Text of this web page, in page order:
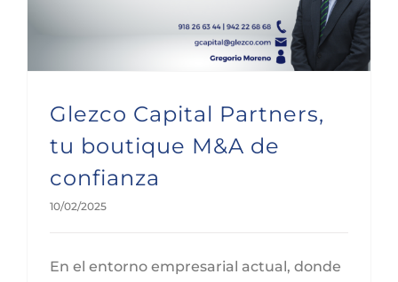
Glezco Capital Partners,
tu boutique M&A de
confianza
10/02/2025
En el entorno empresarial actual, donde